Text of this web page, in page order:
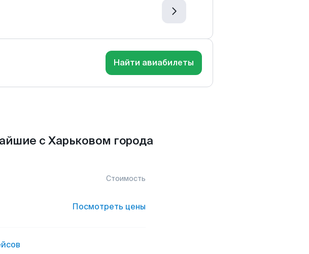
Найти авиабилеты
с Харьковом города
Стоимость
Посмотреть цены